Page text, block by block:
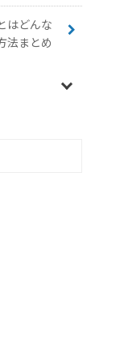
はどんな
法まとめ